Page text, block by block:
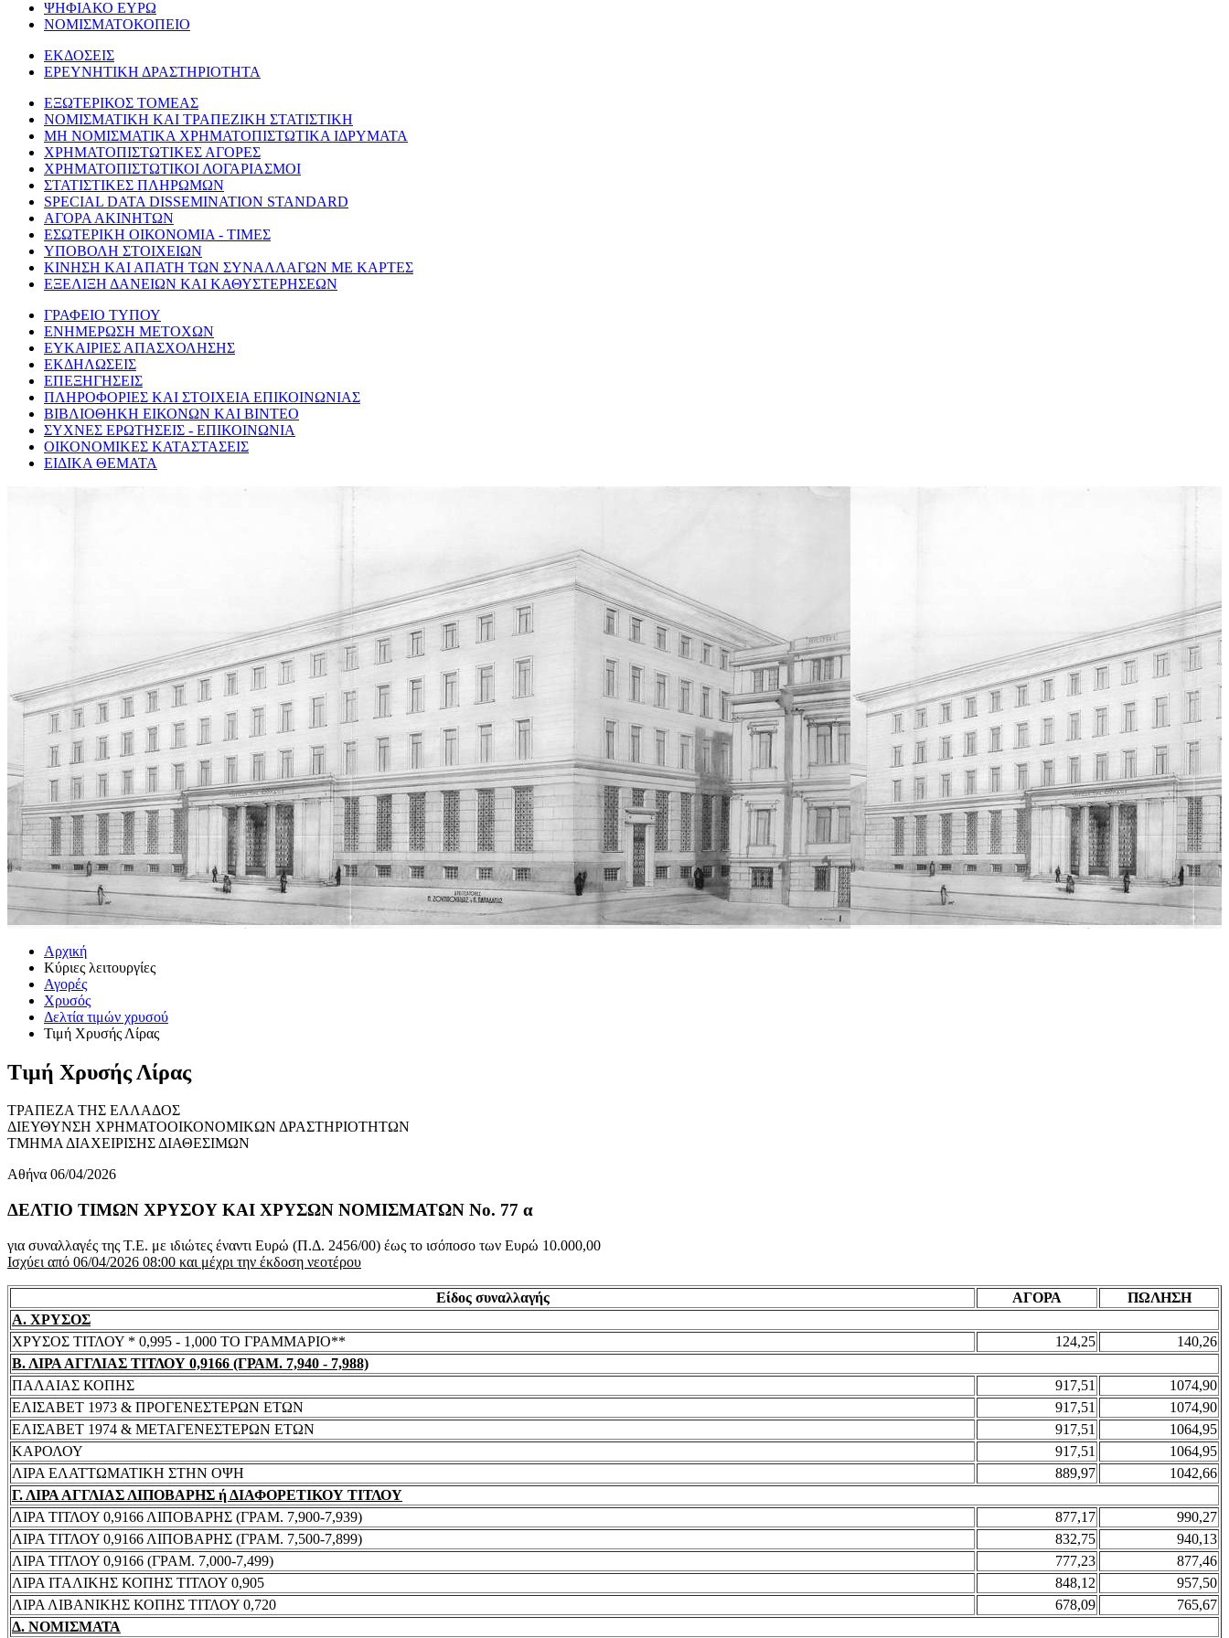
ΨΗΦΙΑΚΟ ΕΥΡΩ
ΝΟΜΙΣΜΑΤΟΚΟΠΕΙΟ
ΕΚΔΟΣΕΙΣ
ΕΡΕΥΝΗΤΙΚΗ ΔΡΑΣΤΗΡΙΟΤΗΤΑ
ΕΞΩΤΕΡΙΚΟΣ ΤΟΜΕΑΣ
ΝΟΜΙΣΜΑΤΙΚΗ ΚΑΙ ΤΡΑΠΕΖΙΚΗ ΣΤΑΤΙΣΤΙΚΗ
ΜΗ ΝΟΜΙΣΜΑΤΙΚΑ ΧΡΗΜΑΤΟΠΙΣΤΩΤΙΚΑ ΙΔΡΥΜΑΤΑ
ΧΡΗΜΑΤΟΠΙΣΤΩΤΙΚΕΣ ΑΓΟΡΕΣ
ΧΡΗΜΑΤΟΠΙΣΤΩΤΙΚΟΙ ΛΟΓΑΡΙΑΣΜΟΙ
ΣΤΑΤΙΣΤΙΚΕΣ ΠΛΗΡΩΜΩΝ
SPECIAL DATA DISSEMINATION STANDARD
ΑΓΟΡΑ ΑΚΙΝΗΤΩΝ
ΕΣΩΤΕΡΙΚΗ ΟΙΚΟΝΟΜΙΑ - ΤΙΜΕΣ
ΥΠΟΒΟΛΗ ΣΤΟΙΧΕΙΩΝ
ΚΙΝΗΣΗ ΚΑΙ ΑΠΑΤΗ ΤΩΝ ΣΥΝΑΛΛΑΓΩΝ ΜΕ ΚΑΡΤΕΣ
ΕΞΕΛΙΞΗ ΔΑΝΕΙΩΝ ΚΑΙ ΚΑΘΥΣΤΕΡΗΣΕΩΝ
ΓΡΑΦΕΙΟ ΤΥΠΟΥ
ΕΝΗΜΕΡΩΣΗ ΜΕΤΟΧΩΝ
ΕΥΚΑΙΡΙΕΣ ΑΠΑΣΧΟΛΗΣΗΣ
ΕΚΔΗΛΩΣΕΙΣ
ΕΠΕΞΗΓΗΣΕΙΣ
ΠΛΗΡΟΦΟΡΙΕΣ ΚΑΙ ΣΤΟΙΧΕΙΑ ΕΠΙΚΟΙΝΩΝΙΑΣ
ΒΙΒΛΙΟΘΗΚΗ ΕΙΚΟΝΩΝ ΚΑΙ ΒΙΝΤΕΟ
ΣΥΧΝΕΣ ΕΡΩΤΗΣΕΙΣ - ΕΠΙΚΟΙΝΩΝΙΑ
ΟΙΚΟΝΟΜΙΚΕΣ ΚΑΤΑΣΤΑΣΕΙΣ
ΕΙΔΙΚΑ ΘΕΜΑΤΑ
Αρχική
Κύριες λειτουργίες
Αγορές
Χρυσός
Δελτία τιμών χρυσού
Τιμή Χρυσής Λίρας
Τιμή Χρυσής Λίρας
ΤΡΑΠΕΖΑ ΤΗΣ ΕΛΛΑΔΟΣ
ΔΙΕΥΘΥΝΣΗ ΧΡΗΜΑΤΟΟΙΚΟΝΟΜΙΚΩΝ ΔΡΑΣΤΗΡΙΟΤΗΤΩΝ
ΤΜΗΜΑ ΔΙΑΧΕΙΡΙΣΗΣ ΔΙΑΘΕΣΙΜΩΝ
Αθήνα 06/04/2026
ΔΕΛΤΙΟ ΤΙΜΩΝ ΧΡΥΣΟΥ ΚΑΙ ΧΡΥΣΩΝ ΝΟΜΙΣΜΑΤΩΝ No. 77 α
για συναλλαγές της Τ.Ε. με ιδιώτες έναντι Ευρώ (Π.Δ. 2456/00) έως το ισόποσο των Ευρώ 10.000,00
Ισχύει από 06/04/2026 08:00 και μέχρι την έκδοση νεοτέρου
Είδος συναλλαγής ΑΓΟΡΑ
ΠΩΛΗΣΗ
Α. ΧΡΥΣΟΣ
ΧΡΥΣΟΣ ΤΙΤΛΟΥ * 0,995 - 1,000 ΤΟ ΓΡΑΜΜΑΡΙΟ**
124,25
140,26
Β. ΛΙΡΑ ΑΓΓΛΙΑΣ ΤΙΤΛΟΥ 0,9166 (ΓΡΑΜ. 7,940 - 7,988)
ΠΑΛΑΙΑΣ ΚΟΠΗΣ
917,51
1074,90
ΕΛΙΣΑΒΕΤ 1973 & ΠΡΟΓΕΝΕΣΤΕΡΩΝ ΕΤΩΝ
917,51
1074,90
ΕΛΙΣΑΒΕΤ 1974 & ΜΕΤΑΓΕΝΕΣΤΕΡΩΝ ΕΤΩΝ
917,51
1064,95
ΚΑΡΟΛΟΥ
917,51
1064,95
ΛΙΡΑ ΕΛΑΤΤΩΜΑΤΙΚΗ ΣΤΗΝ ΟΨΗ
889,97
1042,66
Γ. ΛΙΡΑ ΑΓΓΛΙΑΣ ΛΙΠΟΒΑΡΗΣ ή ΔΙΑΦΟΡΕΤΙΚΟΥ ΤΙΤΛΟΥ
ΛΙΡΑ ΤΙΤΛΟΥ 0,9166 ΛΙΠΟΒΑΡΗΣ (ΓΡΑΜ. 7,900-7,939)
877,17
990,27
ΛΙΡΑ ΤΙΤΛΟΥ 0,9166 ΛΙΠΟΒΑΡΗΣ (ΓΡΑΜ. 7,500-7,899)
832,75
940,13
ΛΙΡΑ ΤΙΤΛΟΥ 0,9166 (ΓΡΑΜ. 7,000-7,499)
777,23
877,46
ΛΙΡΑ ΙΤΑΛΙΚΗΣ ΚΟΠΗΣ ΤΙΤΛΟΥ 0,905
848,12
957,50
ΛΙΡΑ ΛΙΒΑΝΙΚΗΣ ΚΟΠΗΣ ΤΙΤΛΟΥ 0,720
678,09
765,67
Δ. ΝΟΜΙΣΜΑΤΑ